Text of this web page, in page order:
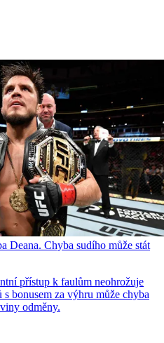
Deana. Chyba sudího může stát
přístup k faulům neohrožuje
bonusem za výhru může chyba
odměny.